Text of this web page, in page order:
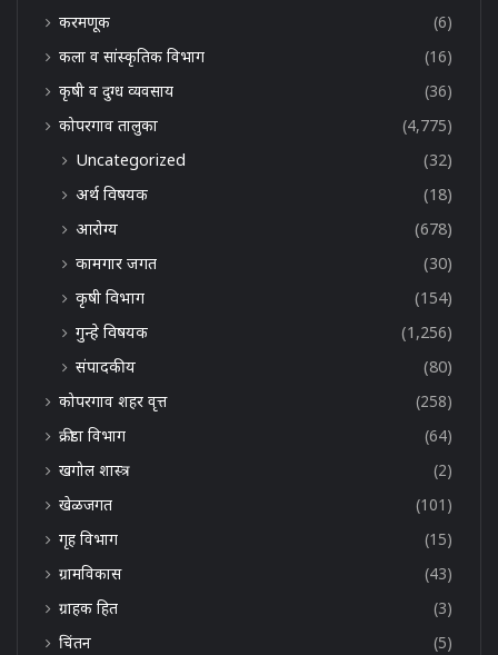
करमणूक
(6)
कला व सांस्कृतिक विभाग
(16)
कृषी व दुग्ध व्यवसाय
(36)
कोपरगाव तालुका
(4,775)
Uncategorized
(32)
अर्थ विषयक
(18)
आरोग्य
(678)
कामगार जगत
(30)
कृषी विभाग
(154)
गुन्हे विषयक
(1,256)
संपादकीय
(80)
कोपरगाव शहर वृत्त
(258)
क्रीडा विभाग
(64)
खगोल शास्त्र
(2)
खेळजगत
(101)
गृह विभाग
(15)
ग्रामविकास
(43)
ग्राहक हित
(3)
चिंतन
(5)